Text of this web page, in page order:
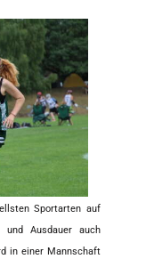
Sportarten auf
Ausdauer auch
in einer Mannschaft